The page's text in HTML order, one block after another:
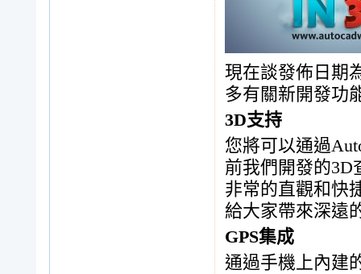
現在談發佈日期
多有關新開發功
3D支持
您將可以通過
前我們開發的3D
非常的直觀和快
給大家帶來深遠
GPS集成
通過手機上內建